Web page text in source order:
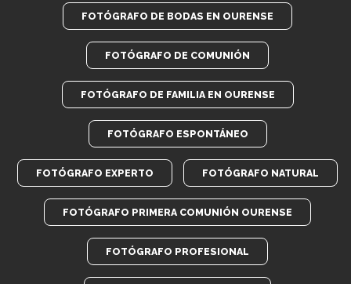
FOTÓGRAFO DE BODAS EN OURENSE
FOTÓGRAFO DE COMUNIÓN
FOTÓGRAFO DE FAMILIA EN OURENSE
FOTÓGRAFO ESPONTÁNEO
FOTÓGRAFO EXPERTO FOTÓGRAFO NATURAL
FOTÓGRAFO PRIMERA COMUNIÓN OURENSE
FOTÓGRAFO PROFESIONAL